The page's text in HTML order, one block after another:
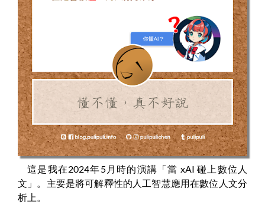
這是我在2024年5月時的演講「當 xAI 碰上數位人
文」。主要是將可解釋性的人工智慧應用在數位人文分
析上。